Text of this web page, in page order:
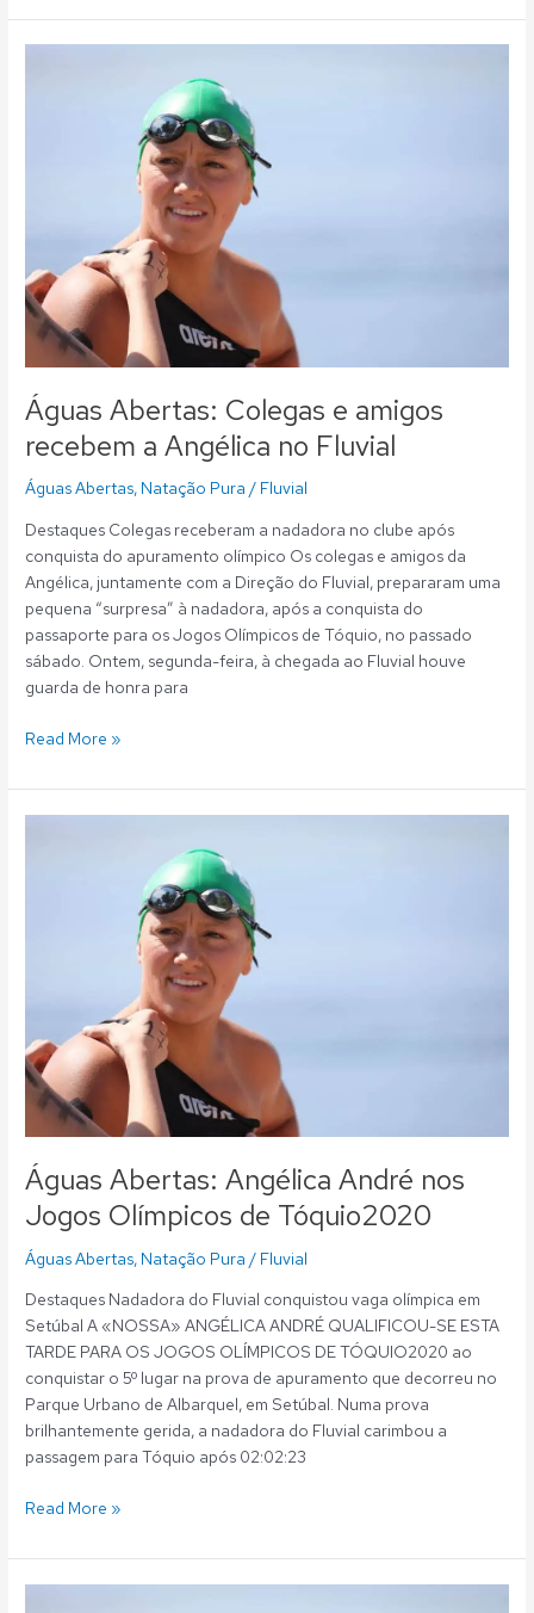
Águas Abertas: Colegas e amigos
recebem a Angélica no Fluvial
Águas Abertas, Natação Pura / Fluvial
Destaques Colegas receberam a nadadora no clube após
conquista do apuramento olímpico Os colegas e amigos da
Angélica, juntamente com a Direção do Fluvial, prepararam uma
pequena “surpresa” à nadadora, após a conquista do
passaporte para os Jogos Olímpicos de Tóquio, no passado
sábado. Ontem, segunda-feira, à chegada ao Fluvial houve
guarda de honra para
no
Fluvial
Read More »
Águas Abertas: Angélica André nos
Jogos Olímpicos de Tóquio2020
Águas Abertas, Natação Pura / Fluvial
Destaques Nadadora do Fluvial conquistou vaga olímpica em
Setúbal A «NOSSA» ANGÉLICA ANDRÉ QUALIFICOU-SE ESTA
TARDE PARA OS JOGOS OLÍMPICOS DE TÓQUIO2020 ao
conquistar o 5º lugar na prova de apuramento que decorreu no
Parque Urbano de Albarquel, em Setúbal. Numa prova
brilhantemente gerida, a nadadora do Fluvial carimbou a
passagem para Tóquio após 02:02:23
Tóquio2020
Read More »